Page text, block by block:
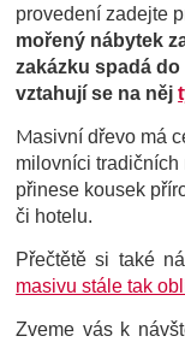
provedení zadejte
mořený nábytek
zakázku spadá
vztahují se na něj
Masivní dřevo má
milovníci tradičních
přinese kousek
či hotelu.
Přečtětě si také
masivu stále tak
Zveme vás k